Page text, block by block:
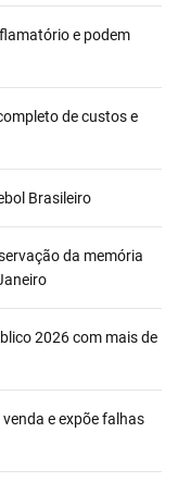
e podem
de custos e
Brasileiro
da memória
2026 com mais de
e expõe falhas